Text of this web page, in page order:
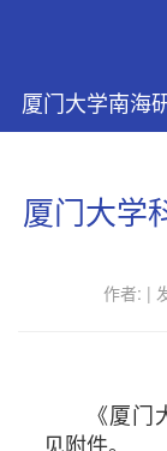
厦门大学南海
厦门大学
作者: |
《厦
见附件。